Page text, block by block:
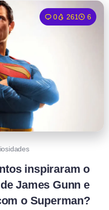
0 261 6
inspiraram o
James Gunn e
o Superman?